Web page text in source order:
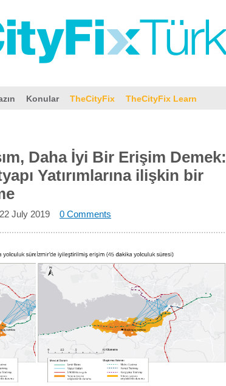
Konular TheCityFix TheCityFix Learn
Daha İyi Bir Erişim Demek:
Yatırımlarına ilişkin bir
22 July 2019 0 Comments